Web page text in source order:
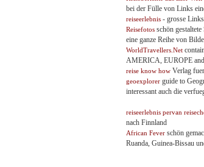
bei der Fülle von Links
reiseerlebnis - grosse
Reisefotos schön
eine ganze Reihe von
WorldTravellers.Net
AMERICA, EUROPE
reise know how Verlag
geoexplorer guide to
interessant auch die
reiseerlebnis pervan
nach Finnland
African Fever schön
Ruanda, Guinea-Bissau